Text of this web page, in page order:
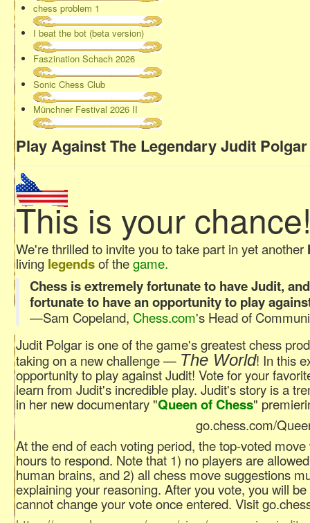
chess problem 1
I beat the bot (beta version)
Faszination Schach 2026
Sonic Chess Club
Münchner Festival 2026 II
Play Against The Legendary Judit Polgar
This is your
We're thrilled to invite you to take part in yet another
living legendsof thegame.
Chess is extremely fortunate to have Judit,
fortunate to have an opportunity to play
—Sam Copeland, Chess.com's Head of
Judit Polgar is one of the game's greatest chess
taking on a new challenge — The World! In this
opportunity to play against Judit! Vote for your
learn from Judit's incredible play. Judit's story is a
in her new documentary "Queen of Chess"
go.chess.com/
At the end of each voting period, the top-voted
hours to respond. Note that 1) no players are
human brains, and 2) all chess move suggestions
explaining your reasoning. After you vote, you will
cannot change your vote once entered. Visit